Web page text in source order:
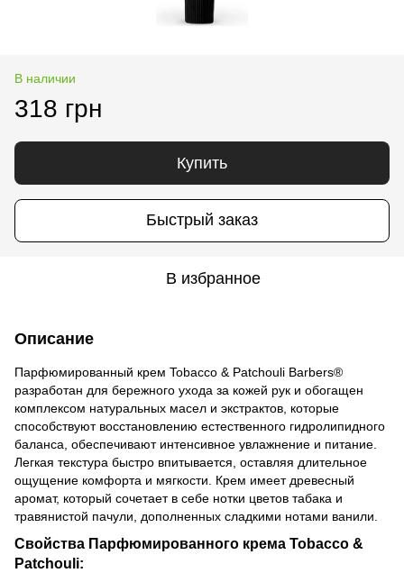
В наличии
318 грн
Купить
Быстрый заказ
В избранное
Описание
Парфюмированный крем Tobacco & Patchouli Barbers®
разработан для бережного ухода за кожей рук и обогащен
комплексом натуральных масел и экстрактов, которые
способствуют восстановлению естественного гидролипидного
баланса, обеспечивают интенсивное увлажнение и питание.
Легкая текстура быстро впитывается, оставляя длительное
ощущение комфорта и мягкости. Крем имеет древесный
аромат, который сочетает в себе нотки цветов табака и
травянистой пачули, дополненных сладкими нотами ванили.
Свойства Парфюмированного крема Tobacco &
Patchouli: